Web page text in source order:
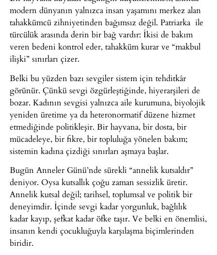
modern dünyanın yalnızca insan yaşamını merkez alan
tahakkümcü zihniyetinden bağımsız değil. Patriarka ile
türcülük arasında derin bir bağ vardır: İkisi de bakım
veren bedeni kontrol eder, tahakküm kurar ve “makbul
ilişki” sınırları çizer.
Belki bu yüzden bazı sevgiler sistem için tehditkâr
görünür. Çünkü sevgi özgürleştiğinde, hiyerarşileri de
bozar. Kadının sevgisi yalnızca aile kurumuna, biyolojik
yeniden üretime ya da heteronormatif düzene hizmet
etmediğinde politikleşir. Bir hayvana, bir dosta, bir
mücadeleye, bir fikre, bir topluluğa yönelen bakım;
sistemin kadına çizdiği sınırları aşmaya başlar.
Bugün Anneler Günü’nde sürekli “annelik kutsaldır”
deniyor. Oysa kutsallık çoğu zaman sessizlik üretir.
Annelik kutsal değil; tarihsel, toplumsal ve politik bir
deneyimdir. İçinde sevgi kadar yorgunluk, bağlılık
kadar kayıp, şefkat kadar öfke taşır. Ve belki en önemlisi,
insanın kendi çocukluğuyla karşılaşma biçimlerinden
biridir.